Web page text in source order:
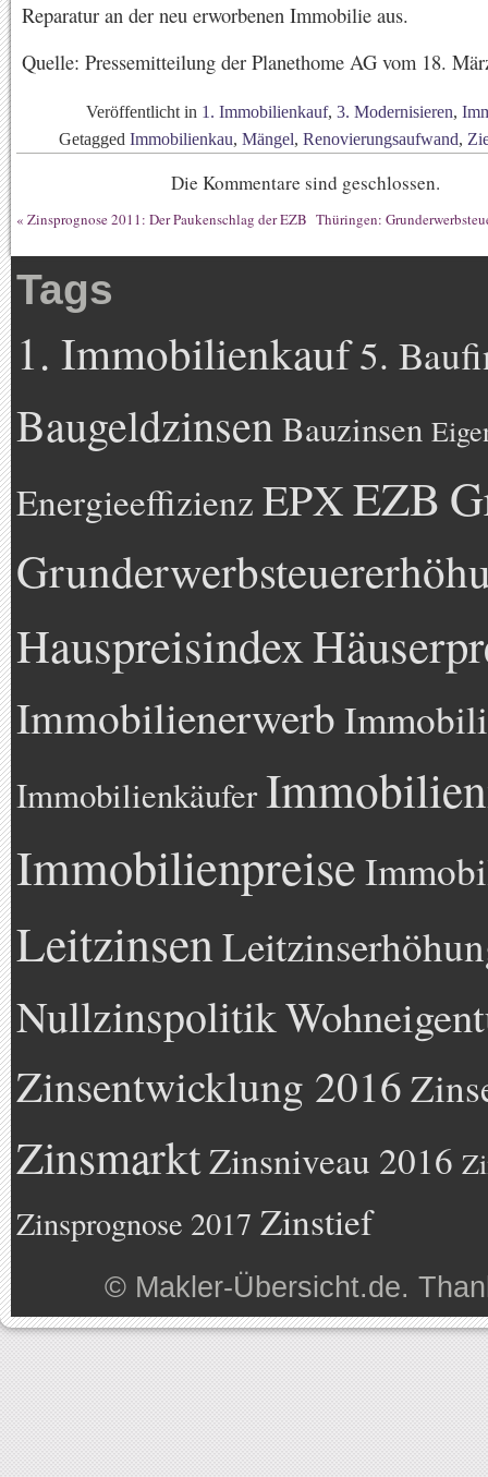
Reparatur an der neu erworbenen Immobilie aus.
Quelle: Pressemitteilung der Planethome AG vom 18.
Veröffentlicht in 1. Immobilienkauf, 3. Modernisieren,
Getagged Immobilienkau, Mängel, Renovierungsaufwand,
Die Kommentare sind geschlossen.
« Zinsprognose 2011: Der Paukenschlag der EZB Thüringen:
Tags
1. Immobilienkauf5.
BaugeldzinsenBauzinsen
Energieeffizienz EPXEZB
Hauspreisindex
Immobilienerwerb
Immobilienkäufer
Immobilienpreise
Leitzinsen
Nullzinspolitik
Zinsentwicklung 2016
ZinsmarktZinsniveau 2016
Zinsprognose 2017 Zinstief
© Makler-Übersicht.de.